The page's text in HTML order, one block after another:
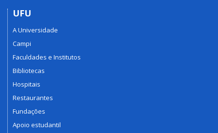
UFU
A Universidade
Campi
Faculdades e Institutos
Bibliotecas
Hospitais
Restaurantes
Fundações
Apoio estudantil